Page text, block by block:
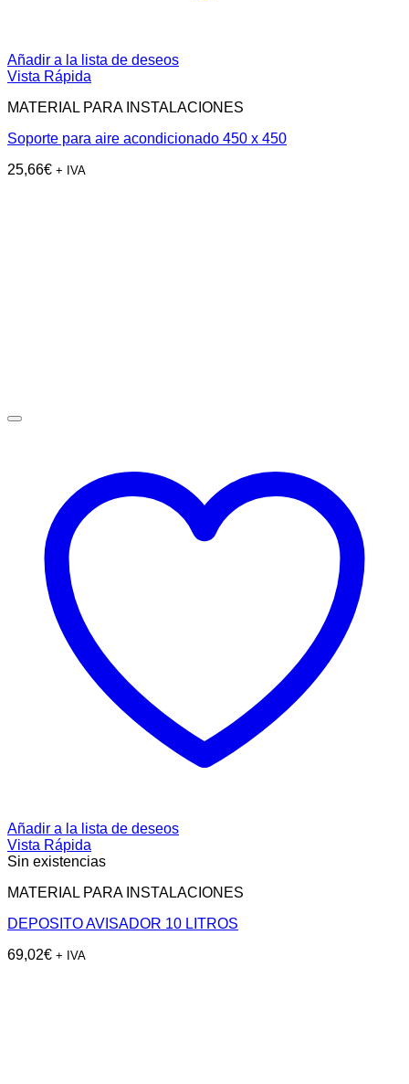
Añadir a la lista de deseos
Vista Rápida
MATERIAL PARA INSTALACIONES
Soporte para aire acondicionado 450 x 450
25,66€ + IVA
Añadir a la lista de deseos
Vista Rápida
Sin existencias
MATERIAL PARA INSTALACIONES
DEPOSITO AVISADOR 10 LITROS
69,02€ + IVA